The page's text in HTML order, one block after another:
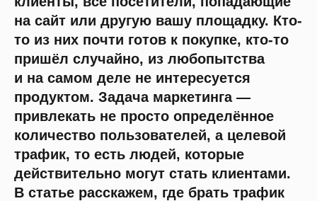
на сайт или другую вашу площадку. Кто-
то из них почти готов к покупке, кто-то
пришёл случайно, из любопытства
и на самом деле не интересуется
продуктом. Задача маркетинга —
привлекать не просто определённое
количество пользователей, а целевой
трафик, то есть людей, которые
действительно могут стать клиентами.
В статье расскажем, где брать трафик